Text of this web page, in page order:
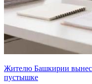
Жителю Башкирии
пустышке